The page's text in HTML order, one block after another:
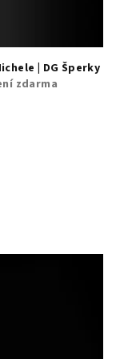
| DG Šperky
zdarma